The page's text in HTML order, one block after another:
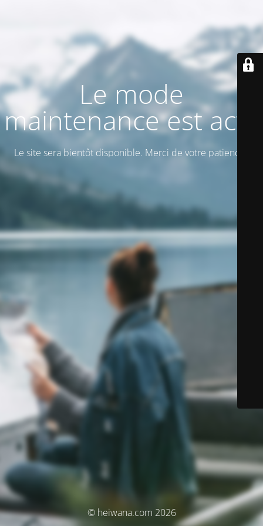
Le mode
maintenance est actif
Le site sera bientôt disponible. Merci de votre patience !
© heiwana.com 2026